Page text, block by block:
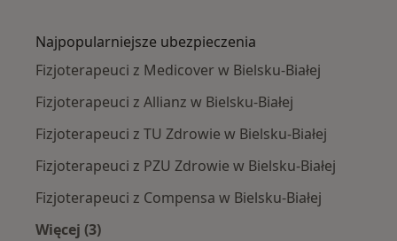
Najpopularniejsze ubezpieczenia
Fizjoterapeuci z Medicover w Bielsku-Białej
Fizjoterapeuci z Allianz w Bielsku-Białej
Fizjoterapeuci z TU Zdrowie w Bielsku-Białej
Fizjoterapeuci z PZU Zdrowie w Bielsku-Białej
Fizjoterapeuci z Compensa w Bielsku-Białej
Więcej (3)